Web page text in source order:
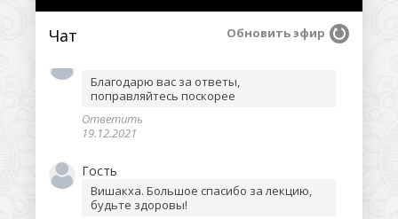
Чат Обновить эфир
Ответить
Благодарю вас за ответы,
поправляйтесь поскорее
Ответить
19.12.2021
Гость
Вишакха. Большое спасибо за лекцию,
будьте здоровы!